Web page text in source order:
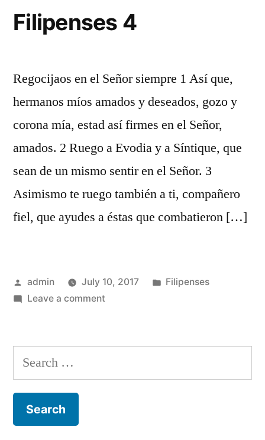
Filipenses 4
Regocijaos en el Señor siempre 1 Así que,
hermanos míos amados y deseados, gozo y
corona mía, estad así firmes en el Señor,
amados. 2 Ruego a Evodia y a Síntique, que
sean de un mismo sentir en el Señor. 3
Asimismo te ruego también a ti, compañero
fiel, que ayudes a éstas que combatieron […]
Posted
by
admin July 10, 2017
Posted
Filipenses
Leave a commenton
Search
for: